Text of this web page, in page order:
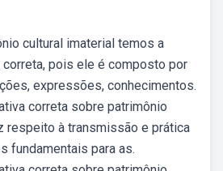
cultural imaterial temos a
correta, pois ele é composto por
expressões, conhecimentos.
correta sobre patrimônio
respeito à transmissão e prática
fundamentais para as.